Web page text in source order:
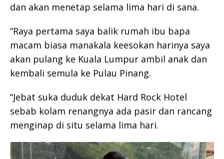
dan akan menetap selama lima hari di sana.
“Raya pertama saya balik rumah ibu bapa
macam biasa manakala keesokan harinya saya
akan pulang ke Kuala Lumpur ambil anak dan
kembali semula ke Pulau Pinang.
“Jebat suka duduk dekat Hard Rock Hotel
sebab kolam renangnya ada pasir dan rancang
menginap di situ selama lima hari.